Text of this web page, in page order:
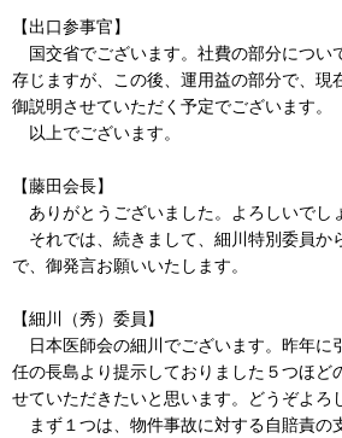
【出口参事官】
国交省でございます。社費の部分につい
存じますが、この後、運用益の部分で、現
御説明させていただく予定でございます。
以上でございます。
【藤田会長】
ありがとうございました。よろしいでし
それでは、続きまして、細川特別委員か
で、御発言お願いいたします。
【細川（秀）委員】
日本医師会の細川でございます。昨年に
任の長島より提示しておりました５つほど
せていただきたいと思います。どうぞよろ
まず１つは、物件事故に対する自賠責の